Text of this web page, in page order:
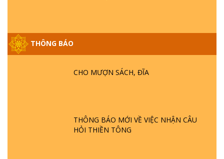
THÔNG BÁO
CHO MƯỢN SÁCH, ĐĨA
THÔNG BÁO MỚI VỀ VIỆC NHẬN CÂU
HỎI THIỀN TÔNG
HỘI GÌ? TỬ VÌ ĐẠO
PHẬT GIỚI CÓ THỜI GIAN KHÔNG? |
TTTD